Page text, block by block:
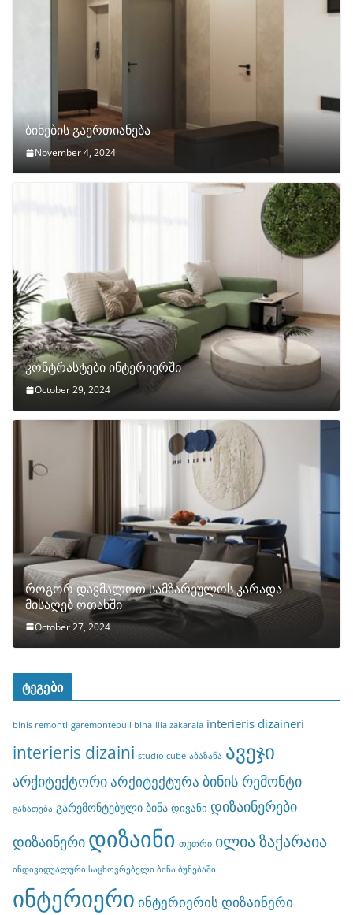
ბინების გაერთიანება
November 4, 2024
კონტრასტები ინტერიერში
October 29, 2024
როგორ დავმალოთ სამზარეულოს კარადა
მისაღებ ოთახში
October 27, 2024
ტეგები
binis remonti garemontebuli bina ilia zakaraia interieris dizaineri
interieris dizaini studio cube აბაზანა ავეჯი
არქიტექტორიარქიტექტურა ბინის რემონტი
განათება გარემონტებული ბინა დივანი დიზაინერები
დიზაინერი დიზაინი თეთრი ილია ზაქარაია
ინდივიდუალური საცხოვრებელი ბინა ბუნებაში
ინტერიერი ინტერიერის დიზაინერი